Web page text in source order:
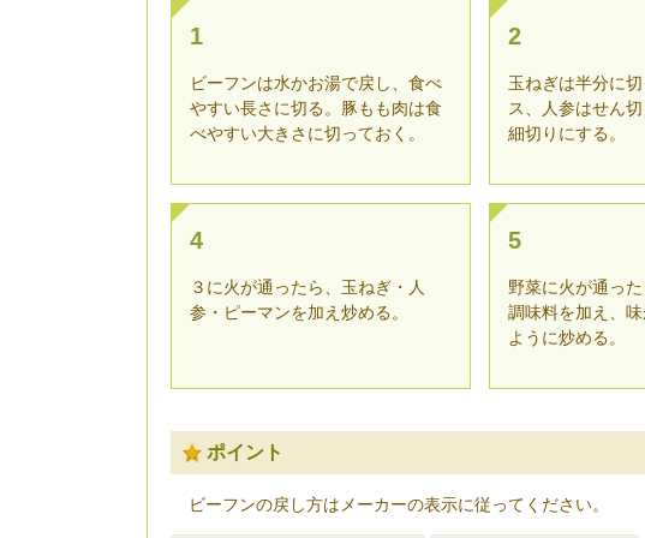
1
ビーフンは水かお湯で戻し、食べ
やすい長さに切る。豚もも肉は食
べやすい大きさに切っておく。
2
玉ねぎは半分に
ス、人参はせん
細切りにする。
4
３に火が通ったら、玉ねぎ・人
参・ピーマンを加え炒める。
5
野菜に火が通っ
調味料を加え、
ように炒める。
ポイント
ビーフンの戻し方はメーカーの表示に従ってください。